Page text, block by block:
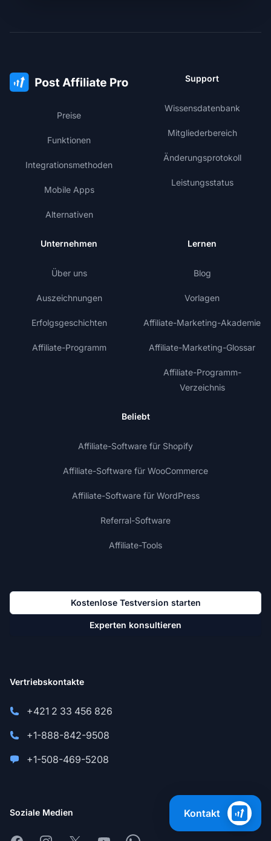
Preise
Funktionen
Integrationsmethoden
Mobile Apps
Alternativen
Support
Wissensdatenbank
Mitgliederbereich
Änderungsprotokoll
Leistungsstatus
Unternehmen
Über uns
Auszeichnungen
Erfolgsgeschichten
Affiliate-Programm
Lernen
Blog
Vorlagen
Affiliate-Marketing-Akademie
Affiliate-Marketing-Glossar
Affiliate-Programm-
Verzeichnis
Beliebt
Affiliate-Software für Shopify
Affiliate-Software für WooCommerce
Affiliate-Software für WordPress
Referral-Software
Affiliate-Tools
Kostenlose Testversion starten
Experten konsultieren
Vertriebskontakte
+421 2 33 456 826
+1-888-842-9508
+1-508-469-5208
Soziale Medien Kontakt